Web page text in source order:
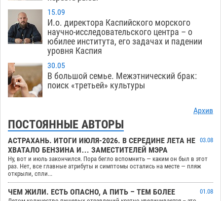
15.09
И.о. директора Каспийского морского
научно-исследовательского центра – о
юбилее института, его задачах и падении
уровня Каспия
30.05
В большой семье. Межэтнический брак:
поиск «третьей» культуры
Архив
ПОСТОЯННЫЕ АВТОРЫ
АСТРАХАНЬ. ИТОГИ ИЮЛЯ-2026. В СЕРЕДИНЕ ЛЕТА НЕ
ХВАТАЛО БЕНЗИНА И… ЗАМЕСТИТЕЛЕЙ МЭРА
03.08
Ну, вот и июль закончился. Пора бегло вспомнить — каким он был в этот
раз. Нет, все главные атрибуты и симптомы остались на месте — пляж
открыли, спли...
ЧЕМ ЖИЛИ. ЕСТЬ ОПАСНО, А ПИТЬ – ТЕМ БОЛЕЕ
01.08